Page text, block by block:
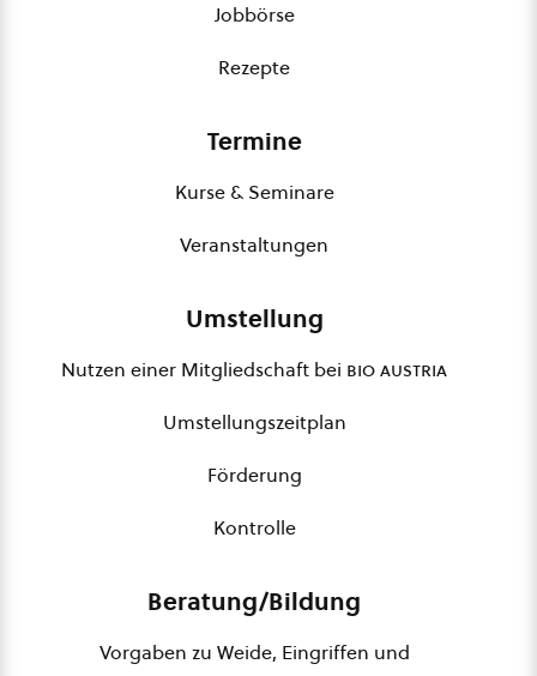
Jobbörse
Rezepte
Termine
Kurse & Seminare
Veranstaltungen
Umstellung
Nutzen einer Mitgliedschaft bei bio austria
Umstellungszeitplan
Förderung
Kontrolle
Beratung/Bildung
Vorgaben zu Weide, Eingriffen und